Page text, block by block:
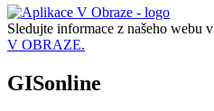
Sledujte informace z našeho webu v
V OBRAZE.
GISonline